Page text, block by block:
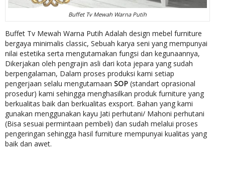
Buffet Tv Mewah Warna Putih
Buffet Tv Mewah Warna Putih Adalah design mebel furniture
bergaya minimalis classic, Sebuah karya seni yang mempunyai
nilai estetika serta mengutamakan fungsi dan kegunaannya,
Dikerjakan oleh pengrajin asli dari kota jepara yang sudah
berpengalaman, Dalam proses produksi kami setiap
pengerjaan selalu mengutamaan SOP (standart oprasional
prosedur) kami sehingga menghasilkan produk furniture yang
berkualitas baik dan berkualitas exsport. Bahan yang kami
gunakan menggunakan kayu Jati perhutani/ Mahoni perhutani
(Bisa sesuai permintaan pembeli) dan sudah melalui proses
pengeringan sehingga hasil furniture mempunyai kualitas yang
baik dan awet.